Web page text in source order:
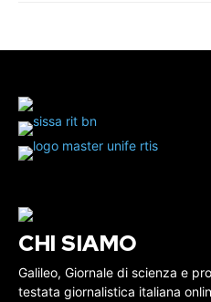
CHI SIAMO
Galileo, Giornale di scienza e
testata giornalistica italiana